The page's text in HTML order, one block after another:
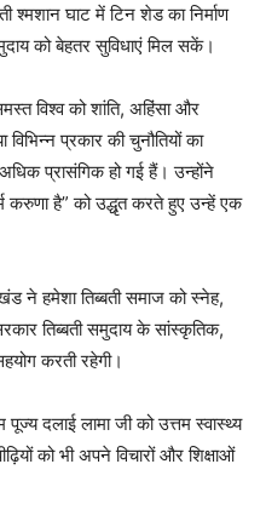
श्मशान घाट में टिन शेड का निर्माण
को बेहतर सुविधाएं मिल सकें।
विश्व को शांति, अहिंसा और
प्रकार की चुनौतियों का
प्रासंगिक हो गई हैं। उन्होंने
करुणा है” को उद्धृत करते हुए उन्हें एक
ने हमेशा तिब्बती समाज को स्नेह,
तिब्बती समुदाय के सांस्कृतिक,
करती रहेगी।
दलाई लामा जी को उत्तम स्वास्थ्य
को भी अपने विचारों और शिक्षाओं